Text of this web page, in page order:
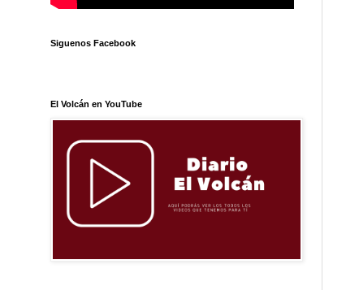
Siguenos Facebook
El Volcán en YouTube